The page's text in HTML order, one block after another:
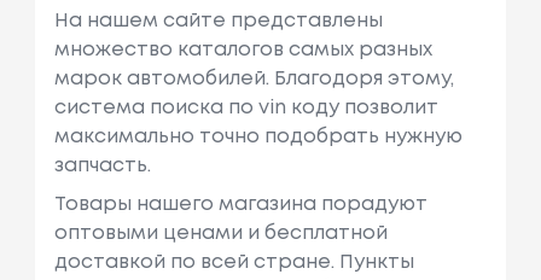
На нашем сайте представлены
множество каталогов самых разных
марок автомобилей. Благодоря этому,
система поиска по vin коду позволит
максимально точно подобрать нужную
запчасть.
Товары нашего магазина порадуют
оптовыми ценами и бесплатной
доставкой по всей стране. Пункты